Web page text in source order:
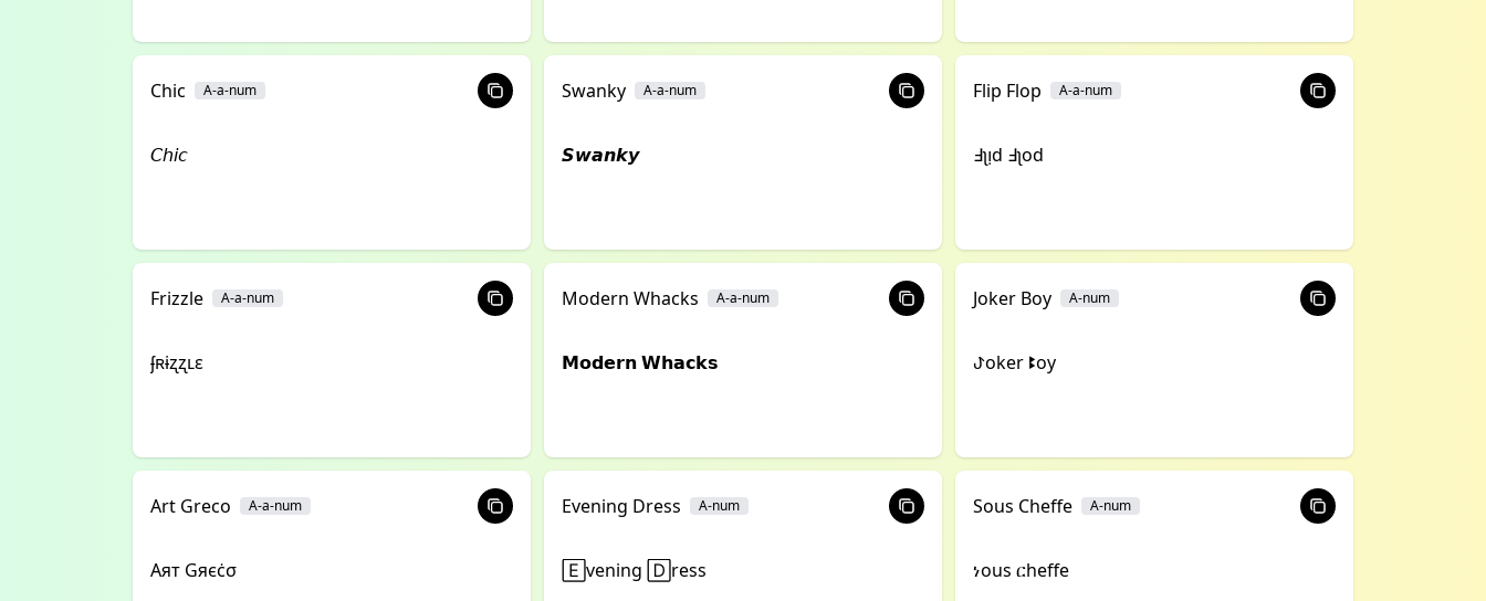
Chic A-a-num
𝘊𝘩𝘪𝘤
Swanky A-a-num
𝙎𝙬𝙖𝙣𝙠𝙮
Flip Flop A-a-num
ꓞʅᴉd ꓞʅod
Frizzle A-a-num
ʄʀɨʐʐʟɛ
Modern Whacks A-a-num
𝗠𝗼𝗱𝗲𝗿𝗻 𝗪𝗵𝗮𝗰𝗸𝘀
Joker Boy A-num
ꚠoker ꔪoy
Art Greco A-a-num
Αят Gяєċσ
Evening Dress A-num
🄴vening 🄳ress
Sous Cheffe A-num
ነous ርheffe